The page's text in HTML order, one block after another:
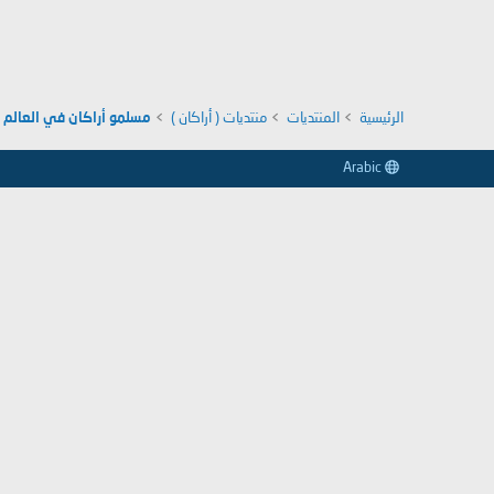
الرئيسية المنتديات منتديات ( أراكان ) مسلمو أراكان في العالم